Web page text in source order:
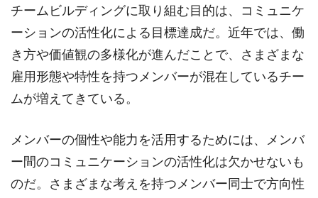
チームビルディングに取り組む目的は、コミュニケ
ーションの活性化による目標達成だ。近年では、働
き方や価値観の多様化が進んだことで、さまざまな
雇用形態や特性を持つメンバーが混在しているチー
ムが増えてきている。
メンバーの個性や能力を活用するためには、メンバ
ー間のコミュニケーションの活性化は欠かせないも
のだ。さまざまな考えを持つメンバー同士で方向性